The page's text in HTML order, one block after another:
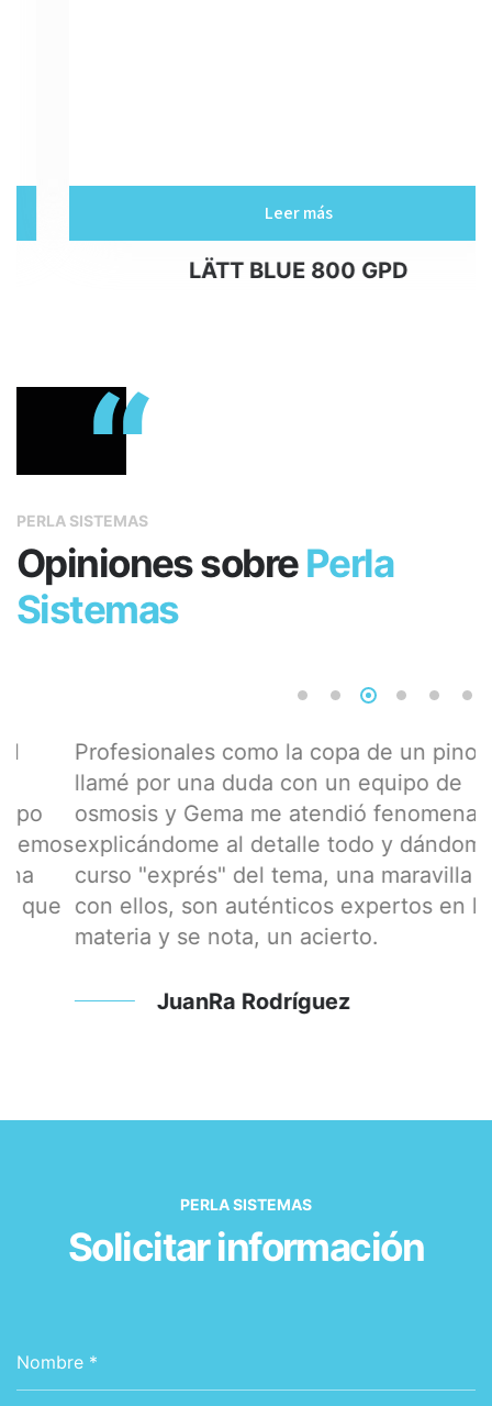
Leer más
LÄTT BLUE 800 GPD
“
PERLA SISTEMAS
Opiniones sobrePerla
Sistemas
Profesionales como la copa de un pino,
llamé por una duda con un equipo de
osmosis y Gema me atendió fenomenal,
explicándome al detalle todo y dándome un
curso "exprés" del tema, una maravilla tratar
con ellos, son auténticos expertos en la
materia y se nota, un acierto.
JuanRa Rodríguez
PERLA SISTEMAS
Solicitar información